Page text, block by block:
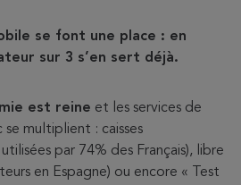
se font une place : en
sur 3 s’en sert déjà.
est reine et les services de
multiplient : caisses
par 74% des Français), libre
en Espagne) ou encore « Test